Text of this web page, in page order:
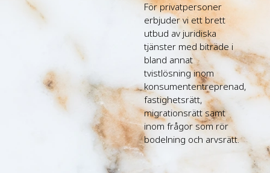
För privatpersoner
erbjuder vi ett brett
utbud av juridiska
tjänster med biträde i
bland annat
tvistlösning inom
konsumententreprenad,
fastighetsrätt,
migrationsrätt samt
inom frågor som rör
bodelning och arvsrätt.